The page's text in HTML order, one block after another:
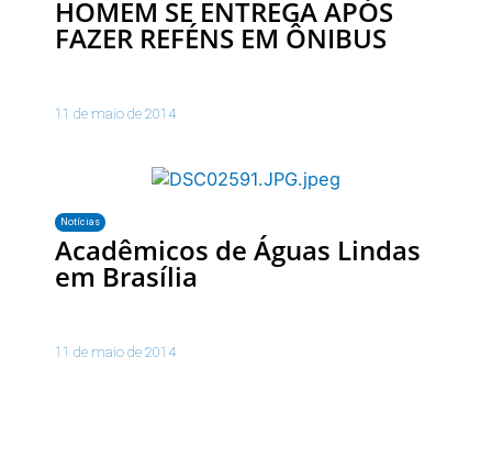
HOMEM SE ENTREGA APÓS
FAZER REFÉNS EM ÔNIBUS
11 de maio de 2014
Notícias
Acadêmicos de Águas Lindas
em Brasília
11 de maio de 2014